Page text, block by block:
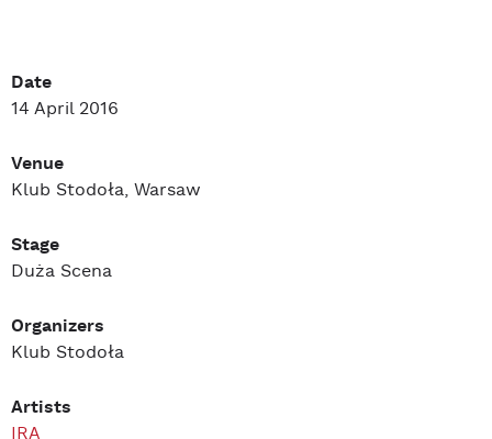
Date
14 April 2016
Venue
Klub Stodoła, Warsaw
Stage
Duża Scena
Organizers
Klub Stodoła
Artists